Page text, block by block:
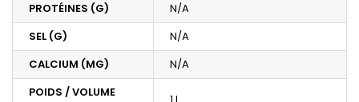
PROTÉINES (G)
N/A
SEL (G)
N/A
CALCIUM (MG)
N/A
POIDS / VOLUME